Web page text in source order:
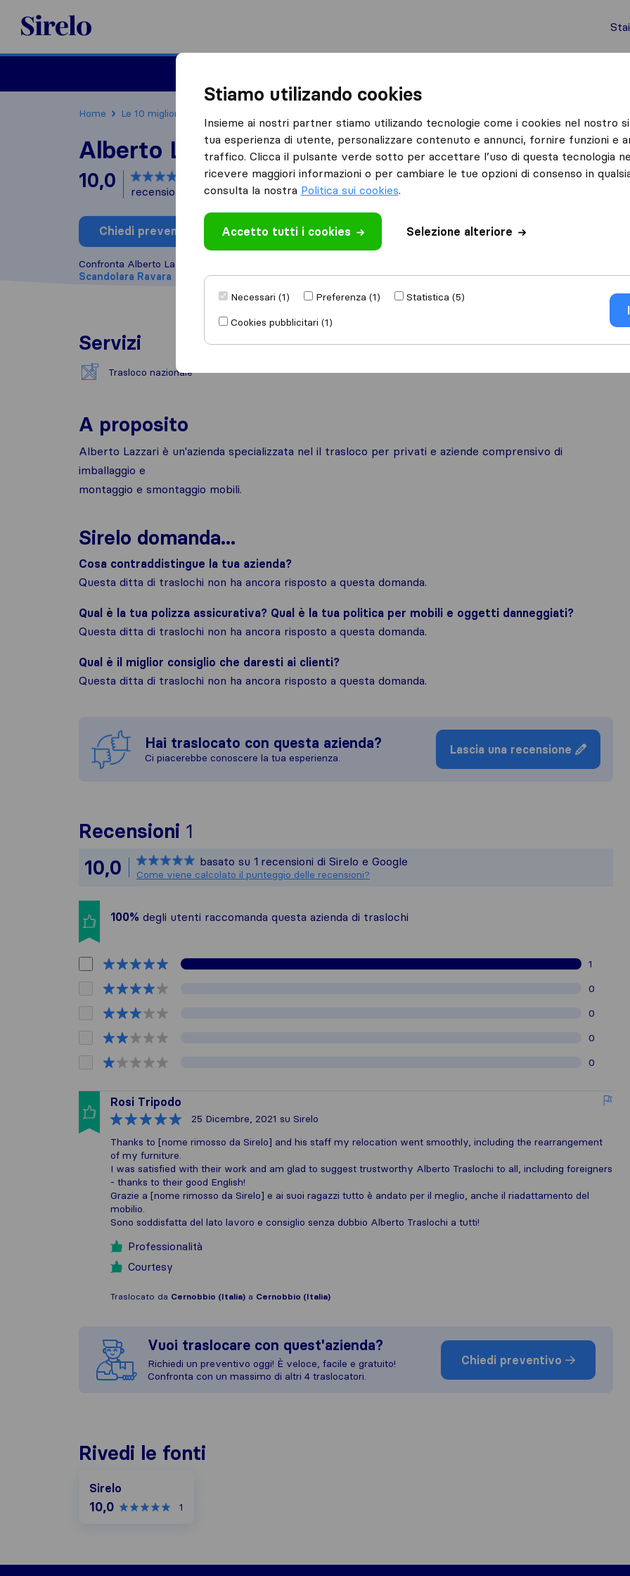
Sirelo.it
Home Le 10 migliori aziende di traslochi in Italia
Alberto Lazzari Traslochi
10,0 basato su 1
recensioni di Sirelo e Google
i
Chiedi preventivo Scrivi una recensione
Confronta Alberto Lazzari Traslochi con altre
Scandolara Ravara
Cosa dicono i clienti
Professionalità (1)
Servizi
Trasloco nazionale
A proposito
Alberto Lazzari è un'azienda specializzata nel il trasloco per privati e aziende comprensivo di
imballaggio e
montaggio e smontaggio mobili.
Sirelo domanda...
Cosa contraddistingue la tua azienda?
Questa ditta di traslochi non ha ancora risposto a questa domanda.
Qual è la tua polizza assicurativa? Qual è la tua politica per mobili e oggetti danneggiati?
Questa ditta di traslochi non ha ancora risposto a questa domanda.
Qual è il miglior consiglio che daresti ai clienti?
Questa ditta di traslochi non ha ancora risposto a questa domanda.
Hai traslocato con questa azienda?
Ci piacerebbe conoscere la tua esperienza.
Lascia una recensione
Recensioni 1
Tutte le recensioni raccolte su Sirelo sono
10,0 basato su 1 recensioni di Sirelo e Google
Come viene calcolato il punteggio delle recensioni?
100% degli utenti raccomanda questa azienda di traslochi
1
0
0
0
0
Rosi Tripodo
25 Dicembre, 2021 su Sirelo
Thanks to [nome rimosso da Sirelo] and his staff my relocation went smoothly, including the rearrangement
of my furniture.
I was satisfied with their work and am glad to suggest trustworthy Alberto Traslochi to all, including foreigners
- thanks to their good English!
Grazie a [nome rimosso da Sirelo] e ai suoi ragazzi tutto è andato per il meglio, anche il riadattamento del
mobilio.
Sono soddisfatta del lato lavoro e consiglio senza dubbio Alberto Traslochi a tutti!
Professionalità
Courtesy
Traslocato da Cernobbio (Italia) a Cernobbio (Italia)
Vuoi traslocare con quest'azienda?
Richiedi un preventivo oggi! È veloce, facile e gratuito!
Confronta con un massimo di altri 4 traslocatori.
Chiedi preventivo
Rivedi le fonti
Sirelo
10,0 1
Stiamo utilizando cookies
Insieme ai nostri partner stiamo utilizando tecnologie come i cookies nel nostro
tua esperienza di utente, personalizzare contenuto e annunci, fornire funzioni e
traffico. Clicca il pulsante verde sotto per accettare l’uso di questa tecnologia
ricevere maggiori informazioni o per cambiare le tue opzioni di consenso in
consulta la nostra Politica sui cookies.
Accetto tutti i cookies Selezione alteriore
Necessari (1) Preferenza (1)
Statistica (5)
Cookies pubblicitari (1)